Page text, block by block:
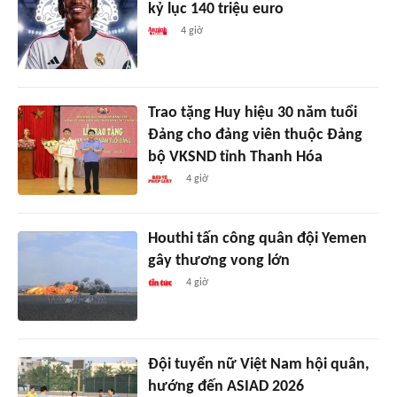
kỷ lục 140 triệu euro
4 giờ
Trao tặng Huy hiệu 30 năm tuổi
Đảng cho đảng viên thuộc Đảng
bộ VKSND tỉnh Thanh Hóa
4 giờ
Houthi tấn công quân đội Yemen
gây thương vong lớn
4 giờ
Đội tuyển nữ Việt Nam hội quân,
hướng đến ASIAD 2026